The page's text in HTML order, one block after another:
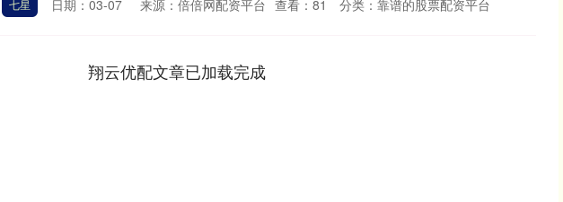
七星 日期：03-07 来源：倍倍网配资平台 查看： 81 分类： 靠谱的股票配资平台
翔云优配文章已加载完成